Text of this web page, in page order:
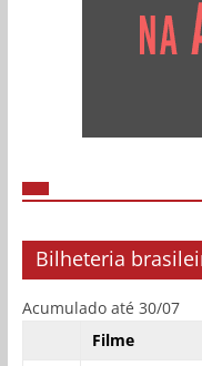
Bilheteria
Acumulado até 30/07
Filme